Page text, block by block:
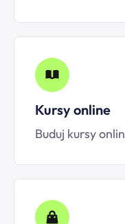
Kursy online
Buduj kursy